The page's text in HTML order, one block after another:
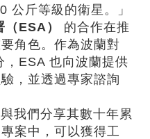
公斤等級的衛星。」
（ESA）
的合作在推
角色。作為波蘭對
，ESA 也向波蘭提供
，並透過專家諮詢
我們分享其數十年累
案中，可以獲得工